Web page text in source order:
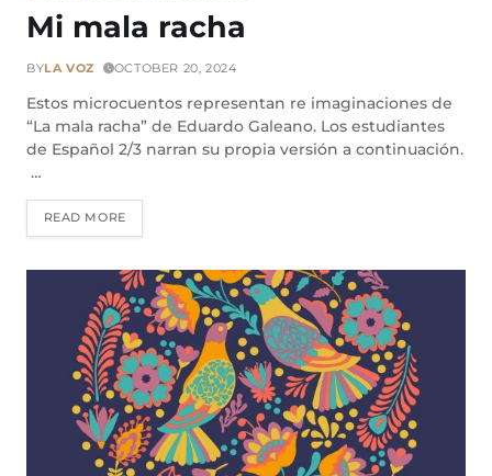
Mi mala racha
BYLA VOZ OCTOBER 20, 2024
Estos microcuentos representan re imaginaciones de
“La mala racha” de Eduardo Galeano. Los estudiantes
de Español 2/3 narran su propia versión a continuación.
…
READ MORE